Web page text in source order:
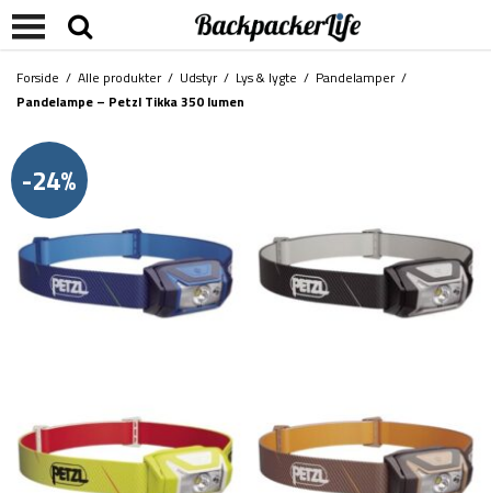
Forside / Alle produkter/ Udstyr/ Lys & lygte / Pandelamper/
Pandelampe – Petzl Tikka 350 lumen
-24%